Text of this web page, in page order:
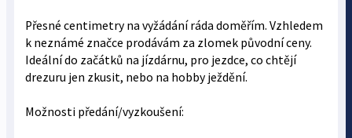
Přesné centimetry na vyžádání ráda doměřím. Vzhledem
k neznámé značce prodávám za zlomek původní ceny.
Ideální do začátků na jízdárnu, pro jezdce, co chtějí
drezuru jen zkusit, nebo na hobby ježdění.
Možnosti předání/vyzkoušení: